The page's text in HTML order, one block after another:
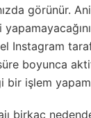
görünür.
Instagram
boyunca
işlem
birkaç